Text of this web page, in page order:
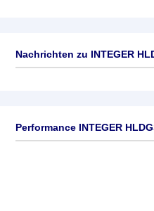
Nachrichten zu INTEGER
Performance INTEGER